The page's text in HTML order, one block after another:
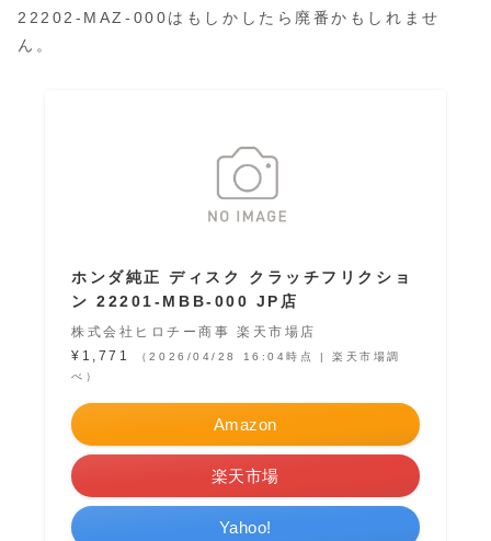
22202-MAZ-000はもしかしたら廃番かもしれませ
ん。
ホンダ純正 ディスク クラッチフリクショ
ン 22201-MBB-000 JP店
株式会社ヒロチー商事 楽天市場店
¥1,771
（2026/04/28 16:04時点 | 楽天市場調
べ）
Amazon
楽天市場
Yahoo!